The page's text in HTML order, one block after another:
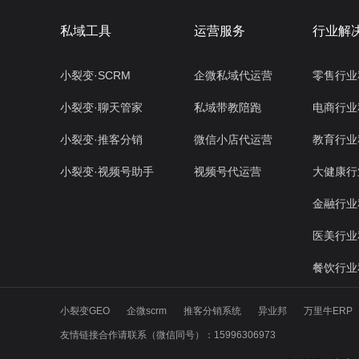
私域工具
小裂变·SCRM
小裂变·聊天管家
小裂变·推客分销
小裂变·视频号助手
运营服务
企微私域代运营
私域带教陪跑
微信小店代运营
视频号代运营
行业解
零售行
电商行
教育行
大健康
金融行
医美行
餐饮行
小裂变GEO 企微scrm 推客分销系统 异业邦 万里牛ERP
友情链接合作请联系（微信同号）：15996306973